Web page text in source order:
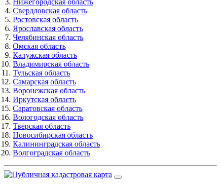
Свердловская область
Ростовская область
Ярославская область
Челябинская область
Омская область
Калужская область
Владимирская область
Тульская область
Самарская область
Воронежская область
Иркутская область
Саратовская область
Вологодская область
Тверская область
Новосибирская область
Калининградская область
Волгоградская область